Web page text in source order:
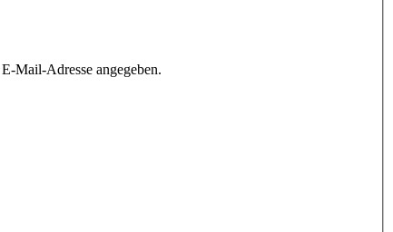
Mail-Adresse angegeben.